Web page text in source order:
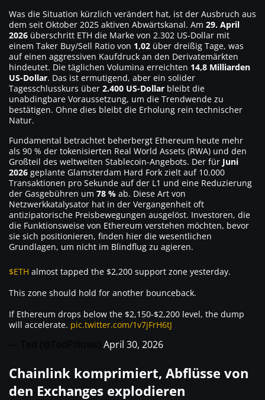
Was die Situation kürzlich verändert hat, ist der Ausbruch aus
dem seit Oktober 2025 aktiven Abwärtskanal. Am 29. April
2026 überschritt ETH die Marke von 2.302 US-Dollar mit
einem Taker Buy/Sell Ratio von 1,02 über dreißig Tage, was
auf einen aggressiven Kaufdruck an den Derivatemärkten
hindeutet. Die täglichen Volumina erreichten 14,8 Milliarden
US-Dollar. Das ist ermutigend, aber ein solider
Tagesschlusskurs über 2.400 US-Dollar bleibt die
unabdingbare Voraussetzung, um die Trendwende zu
bestätigen. Ohne dies bleibt die Erholung rein technischer
Natur.
Fundamental betrachtet beherbergt Ethereum heute mehr
als 90 % der tokenisierten Real World Assets (RWA) und den
Großteil des weltweiten Stablecoin-Angebots. Der für Juni
2026 geplante Glamsterdam Hard Fork zielt auf 10.000
Transaktionen pro Sekunde auf der L1 und eine Reduzierung
der Gasgebühren um 78 % ab. Diese Art von
Netzwerkkatalysator hat in der Vergangenheit oft
antizipatorische Preisbewegungen ausgelöst. Investoren, die
die Funktionsweise von Ethereum verstehen möchten, bevor
sie sich positionieren, finden hier die wesentlichen
Grundlagen, um nicht im Blindflug zu agieren.
$ETH almost tapped the $2,200 support zone yesterday.
This zone should hold for another bounceback.
If Ethereum drops below the $2,150-$2,200 level, the dump
will accelerate. pic.twitter.com/1v7jFrH6tJ
April 30, 2026
Chainlink komprimiert, Abflüsse von
den Exchanges explodieren